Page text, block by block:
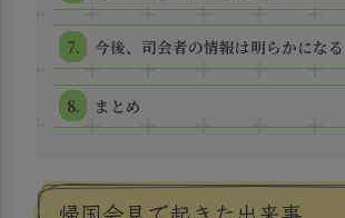
今後、司会者の情報は明らかになる
まとめ